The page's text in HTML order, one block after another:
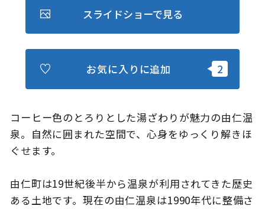
さっぽろ圏e旅ギフト
このサイトについて 観光資料
コーヒー色のとろりとした湯ざわりが魅力の由仁温
泉。自然に囲まれた空間で、心身をゆっくり解きほ
ぐせます。
由仁町は19世紀後半から温泉が利用されてきた歴史
ある土地です。現在の由仁温泉は1990年代に整備さ
スライドショーで見る
お気に入りに追加